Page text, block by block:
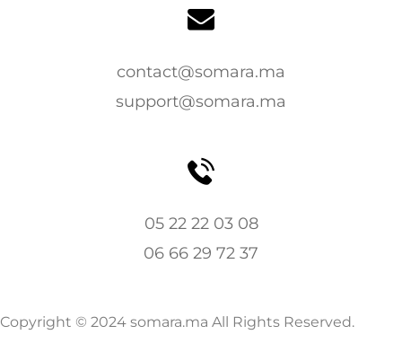
contact@somara.ma
support@somara.ma
05 22 22 03 08
06 66 29 72 37
Copyright © 2024 somara.ma All Rights Reserved.